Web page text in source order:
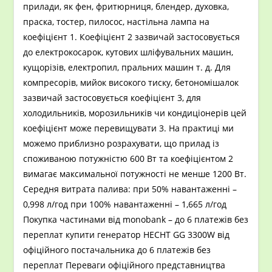
прилади, як фен, фритюрниця, блендер, духовка,
праска, тостер, пилосос, настільна лампа на
коефіцієнт 1. Коефіцієнт 2 зазвичай застосовується
до електрокосарок, кутових шліфувальних машин,
кущорізів, електропил, пральних машин т. д. Для
компресорів, мийок високого тиску, бетономішалок
зазвичай застосовується коефіцієнт 3, для
холодильників, морозильників чи кондиціонерів цей
коефіцієнт може перевищувати 3. На практиці ми
можемо приблизно розрахувати, що прилад із
споживаною потужністю 600 Вт та коефіцієнтом 2
вимагає максимальної потужності не менше 1200 Вт.
Середня витрата палива: при 50% навантаженні –
0,998 л/год при 100% навантаженні – 1,665 л/год
Покупка частинами від monobank – до 6 платежів без
переплат купити генератор HECHT GG 3300W від
офіційного постачальника до 6 платежів без
переплат Переваги офіційного представництва